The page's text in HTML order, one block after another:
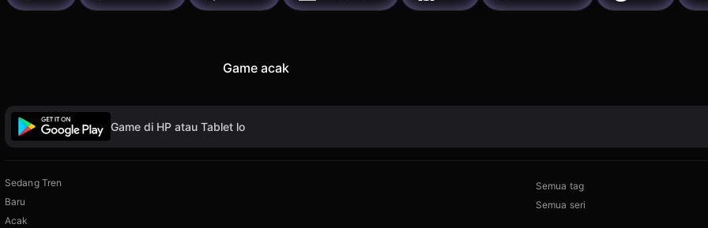
Game acak
Game di HP atau Tablet lo
Sedang Tren
Baru
Acak
Semua tag
Semua seri